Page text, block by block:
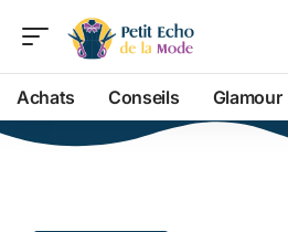
Achats Conseils Glamour